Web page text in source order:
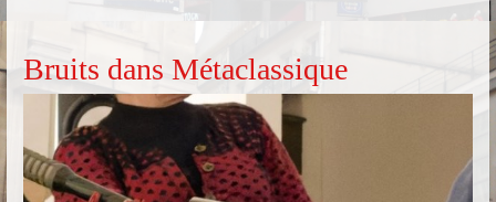
Bruits dans Métaclassique